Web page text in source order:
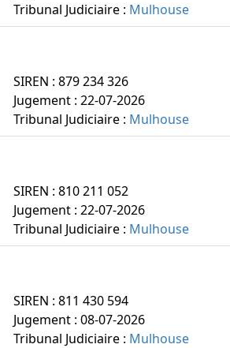
Tribunal Judiciaire : Mulhouse
SIREN : 879 234 326
Jugement : 22-07-2026
Tribunal Judiciaire : Mulhouse
SIREN : 810 211 052
Jugement : 22-07-2026
Tribunal Judiciaire : Mulhouse
SIREN : 811 430 594
Jugement : 08-07-2026
Tribunal Judiciaire : Mulhouse